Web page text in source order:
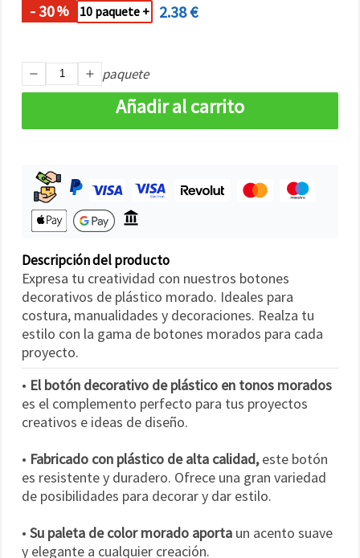
- 30% 10 paquete + 2.38 €
paquete
Añadir al carrito
Descripción del producto
Expresa tu creatividad con nuestros botones
decorativos de plástico morado. Ideales para
costura, manualidades y decoraciones. Realza tu
estilo con la gama de botones morados para cada
proyecto.
• El botón decorativo de plástico en tonos morados
es el complemento perfecto para tus proyectos
creativos e ideas de diseño.
• Fabricado con plástico de alta calidad,este botón
es resistente y duradero. Ofrece una gran variedad
de posibilidades para decorar y dar estilo.
• Su paleta de color morado aporta un acento suave
y elegante a cualquier creación.